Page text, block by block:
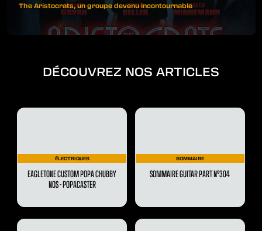
The Aristocrats, un groupe devenu incontournable
DÉCOUVREZ NOS ARTICLES
ÉLECTRIQUES
EAGLETONE CUSTOM POPA CHUBBY
NOS - POPACASTER
SOMMAIRE
SOMMAIRE GUITAR PART N°304